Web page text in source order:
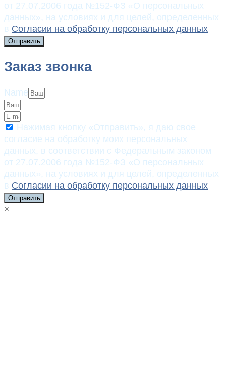
от 27.07.2006 года №152-ФЗ «О персональных
данных», на условиях и для целей, определенных
в Согласии на обработку персональных данных
Отправить
Заказ звонка
Name
Нажимая кнопку «Отправить», я даю свое
согласие на обработку моих персональных
данных, в соответствии с Федеральным законом
от 27.07.2006 года №152-ФЗ «О персональных
данных», на условиях и для целей, определенных
в Согласии на обработку персональных данных
Отправить
×